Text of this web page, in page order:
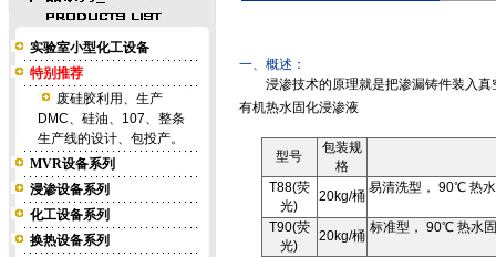
实验室小型化工设备
特别推荐
废硅胶利用、生产
DMC、硅油、107、整条
生产线的设计、包投产。
MVR设备系列
浸渗设备系列
化工设备系列
换热设备系列
一、概述：
浸渗技术的原理就是把渗漏铸件装入真
有机热水固化浸渗液
型号
包装规
格
T88(荧
光)
20kg/桶
易清洗型， 90℃ 热
T90(荧
光)
20kg/桶
标准型， 90℃ 热水